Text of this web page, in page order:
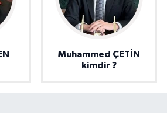
Muhammed ÇETİN
kimdir ?